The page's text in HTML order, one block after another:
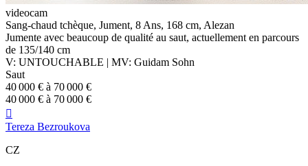
videocam
Sang-chaud tchèque, Jument, 8 Ans, 168 cm, Alezan
Jumente avec beaucoup de qualité au saut, actuellement en parcours
de 135/140 cm
V: UNTOUCHABLE | MV: Guidam Sohn
Saut
40 000 € à 70 000 €
40 000 € à 70 000 €

Tereza Bezroukova
CZ